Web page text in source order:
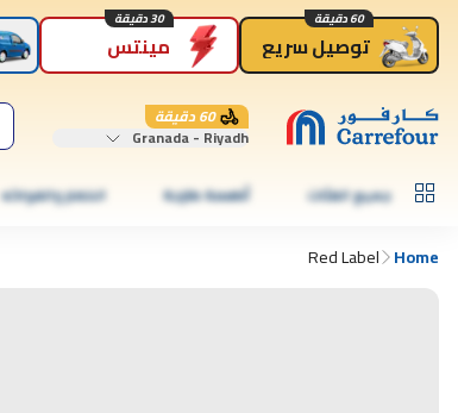
توصيل سريع
60 دقيقة
مينتس
30 دقيقة
60 دقيقة
Granada - Riyadh
جميع الفئات أطعمة طازجة الخضار والفواكه
Home
Red Label